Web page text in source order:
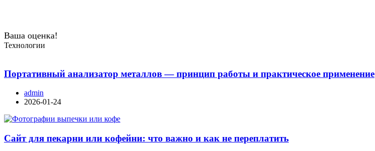
Ваша оценка!
Технологии
Портативный анализатор металлов — принцип работы и практическое применение
admin
2026-01-24
Сайт для пекарни или кофейни: что важно и как не переплатить